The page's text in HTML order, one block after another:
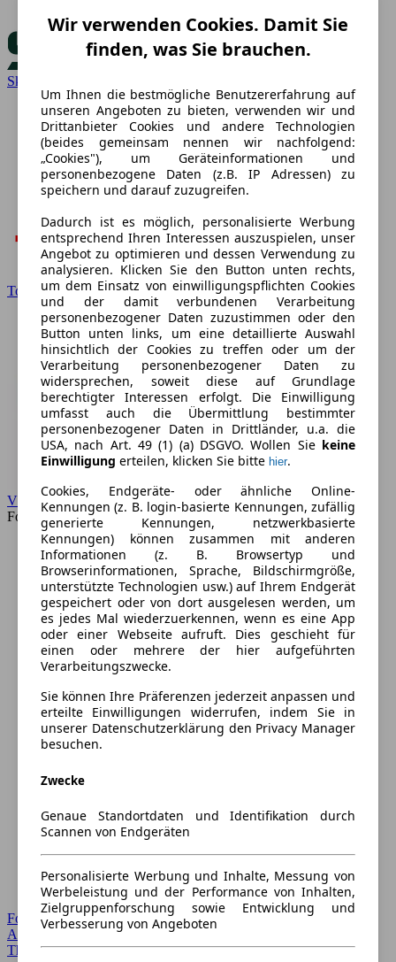
Skoda
Toyota
VW
Forum
Forum Startseite
Alle Auto-Foren
Themen-Forum
Wir verwenden Cookies. Damit Sie
finden, was Sie brauchen.
Um Ihnen die bestmögliche Benutzererfahrung auf
unseren Angeboten zu bieten, verwenden wir und
Drittanbieter Cookies und andere Technologien
(beides gemeinsam nennen wir nachfolgend:
„Cookies"), um Geräteinformationen und
personenbezogene Daten (z.B. IP Adressen) zu
speichern und darauf zuzugreifen.
Dadurch ist es möglich, personalisierte Werbung
entsprechend Ihren Interessen auszuspielen, unser
Angebot zu optimieren und dessen Verwendung zu
analysieren. Klicken Sie den Button unten rechts,
um dem Einsatz von einwilligungspflichten Cookies
und der damit verbundenen Verarbeitung
personenbezogener Daten zuzustimmen oder den
Button unten links, um eine detaillierte Auswahl
hinsichtlich der Cookies zu treffen oder um der
Verarbeitung personenbezogener Daten zu
widersprechen, soweit diese auf Grundlage
berechtigter Interessen erfolgt. Die Einwilligung
umfasst auch die Übermittlung bestimmter
personenbezogener Daten in Drittländer, u.a. die
USA, nach Art. 49 (1) (a) DSGVO. Wollen Sie keine
Einwilligung erteilen, klicken Sie bitte hier.
Cookies, Endgeräte- oder ähnliche Online-
Kennungen (z. B. login-basierte Kennungen, zufällig
generierte Kennungen, netzwerkbasierte
Kennungen) können zusammen mit anderen
Informationen (z. B. Browsertyp und
Browserinformationen, Sprache, Bildschirmgröße,
unterstützte Technologien usw.) auf Ihrem Endgerät
gespeichert oder von dort ausgelesen werden, um
es jedes Mal wiederzuerkennen, wenn es eine App
oder einer Webseite aufruft. Dies geschieht für
einen oder mehrere der hier aufgeführten
Verarbeitungszwecke.
Sie können Ihre Präferenzen jederzeit anpassen und
erteilte Einwilligungen widerrufen, indem Sie in
unserer Datenschutzerklärung den Privacy Manager
besuchen.
Zwecke
Genaue Standortdaten und Identifikation durch
Scannen von Endgeräten
Personalisierte Werbung und Inhalte, Messung von
Werbeleistung und der Performance von Inhalten,
Zielgruppenforschung sowie Entwicklung und
Verbesserung von Angeboten